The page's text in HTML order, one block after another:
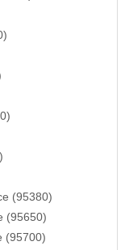
(95380)
(95650)
(95700)